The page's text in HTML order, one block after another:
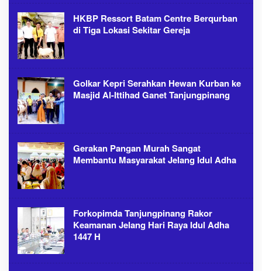
HKBP Ressort Batam Centre Berqurban
di Tiga Lokasi Sekitar Gereja
Golkar Kepri Serahkan Hewan Kurban ke
Masjid Al-Ittihad Ganet Tanjungpinang
Gerakan Pangan Murah Sangat
Membantu Masyarakat Jelang Idul Adha
Forkopimda Tanjungpinang Rakor
Keamanan Jelang Hari Raya Idul Adha
1447 H